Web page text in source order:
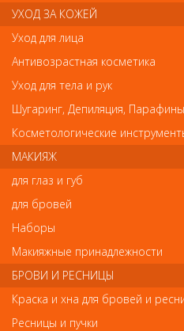
В закладки
для ножа стандарта А5.
Подойдет для машинок :
Wahl KM2, KM5, KM10, Storm и
профессиональных машинок для
Произведено в США из самой
Отзывы
Напишите свой отзыв
Комментарий
УХОД ЗА КОЖЕЙ
Уход для лица
Антивозрастная косметика
Уход для тела и рук
Шугаринг, Депиляция, Парафины
Косметологические
МАКИЯЖ
для глаз и губ
для бровей
Наборы
Макияжные принадлежности
БРОВИ И РЕСНИЦЫ
Краска и хна для бровей и
Ресницы и пучки